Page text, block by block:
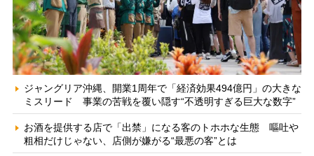
ジャングリア沖縄、開業1周年で「経済効果494億円」の大きな
ミスリード 事業の苦戦を覆い隠す“不透明すぎる巨大な数字”
お酒を提供する店で「出禁」になる客のトホホな生態 嘔吐や
粗相だけじゃない、店側が嫌がる“最悪の客”とは